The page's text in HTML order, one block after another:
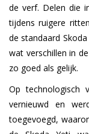
de verf. Delen die
tijdens ruigere
de standaard
wat verschillen in
zo goed als gelijk.
Op technologisch
vernieuwd en
toegevoegd,